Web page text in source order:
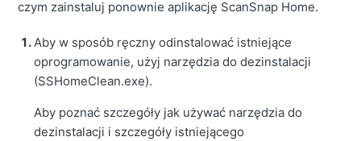
czym zainstaluj ponownie aplikację ScanSnap Home.
Aby w sposób ręczny odinstalować istniejące
oprogramowanie, użyj narzędzia do dezinstalacji
(SSHomeClean.exe).
Aby poznać szczegóły jak używać narzędzia do
dezinstalacji i szczegóły istniejącego